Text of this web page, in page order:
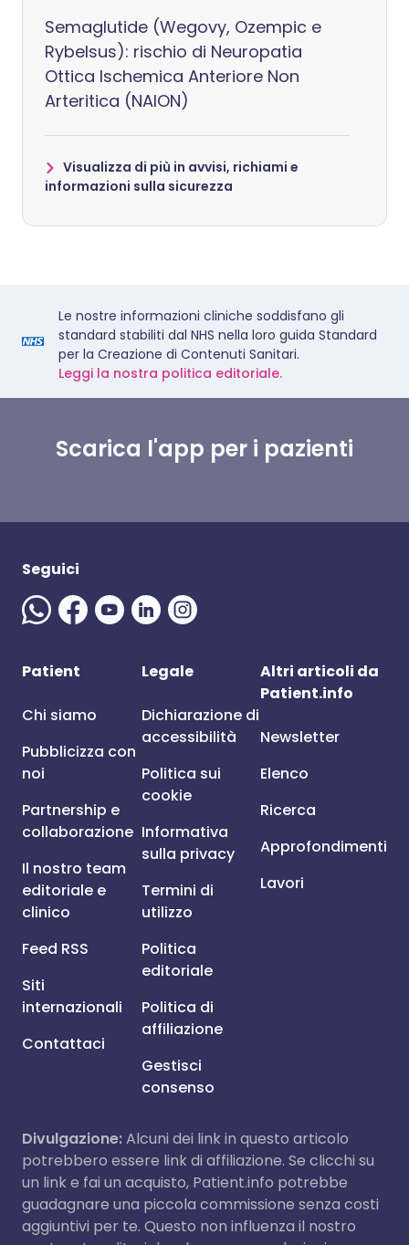
Semaglutide (Wegovy, Ozempic e
Rybelsus): rischio di Neuropatia
Ottica Ischemica Anteriore Non
Arteritica (NAION)
Visualizza di più in avvisi, richiami e
informazioni sulla sicurezza
Le nostre informazioni cliniche soddisfano gli
standard stabiliti dal NHS nella loro guida Standard
per la Creazione di Contenuti Sanitari.
Leggi la nostra politica editoriale.
Scarica l'app per i pazienti
Seguici
Patient
Chi siamo
Pubblicizza con
noi
Partnership e
collaborazione
Il nostro team
editoriale e
clinico
Feed RSS
Siti
internazionali
Contattaci
Legale
Dichiarazione di
accessibilità
Politica sui
cookie
Informativa
sulla privacy
Termini di
utilizzo
Politica
editoriale
Politica di
affiliazione
Gestisci
consenso
Altri articoli da
Patient.info
Newsletter
Elenco
Ricerca
Approfondimenti
Lavori
Divulgazione:Alcuni dei link in questo articolo
potrebbero essere link di affiliazione. Se clicchi su
un link e fai un acquisto, Patient.info potrebbe
guadagnare una piccola commissione senza costi
aggiuntivi per te. Questo non influenza il nostro